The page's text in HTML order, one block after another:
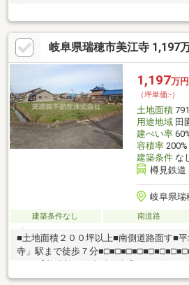
買部】へお気軽にお問い合わせください
舗・黄色い看板・黄色い車を見かけたこ
が美濃善不動産です！岐阜を知っている
ト！土地探しも住まい探しも建築も不動
い。■売買保有物件1000件以上！
岐阜県瑞穂市美江寺 1,197
1,197万円
（坪単価:-）
土地面積
用途地域田
建ぺい率
容積率200%
建築条件な
樽見鉄道
岐阜県瑞
建築条件なし 南道路
■土地面積２００坪以上■南側道路面す■
寺」駅まで徒歩７分
岐阜市内で黄色い店舗・黄色い看板・黄